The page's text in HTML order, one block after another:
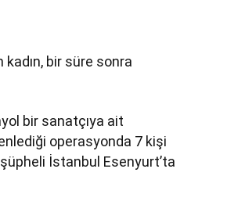
bir süre sonra
bir sanatçıya ait
operasyonda 7 kişi
İstanbul Esenyurt’ta